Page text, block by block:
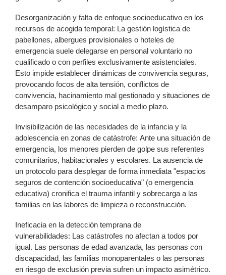
Desorganización y falta de enfoque socioeducativo en los
recursos de acogida temporal: La gestión logística de
pabellones, albergues provisionales o hoteles de
emergencia suele delegarse en personal voluntario no
cualificado o con perfiles exclusivamente asistenciales.
Esto impide establecer dinámicas de convivencia seguras,
provocando focos de alta tensión, conflictos de
convivencia, hacinamiento mal gestionado y situaciones de
desamparo psicológico y social a medio plazo.
Invisibilización de las necesidades de la infancia y la
adolescencia en zonas de catástrofe: Ante una situación de
emergencia, los menores pierden de golpe sus referentes
comunitarios, habitacionales y escolares. La ausencia de
un protocolo para desplegar de forma inmediata "espacios
seguros de contención socioeducativa" (o emergencia
educativa) cronifica el trauma infantil y sobrecarga a las
familias en las labores de limpieza o reconstrucción.
Ineficacia en la detección temprana de
vulnerabilidades: Las catástrofes no afectan a todos por
igual. Las personas de edad avanzada, las personas con
discapacidad, las familias monoparentales o las personas
en riesgo de exclusión previa sufren un impacto asimétrico.